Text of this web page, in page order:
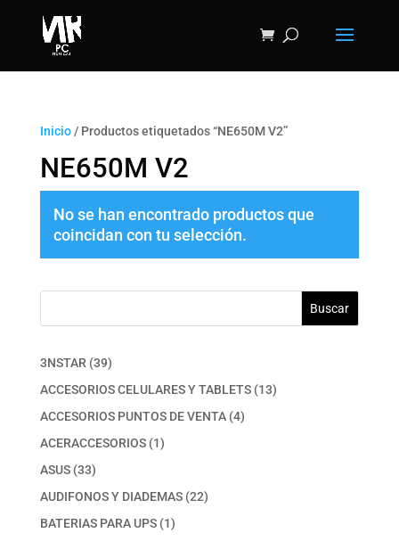
Inicio/ Productos etiquetados “NE650M V2”
NE650M V2
No se han encontrado productos que
coincidan con tu selección.
Buscar
3NSTAR 3939
productos
ACCESORIOS CELULARES Y TABLETS 1313
ACCESORIOS PUNTOS DE VENTA 44
ACERACCESORIOS 11
ASUS 3333
productos
AUDIFONOS Y DIADEMAS 2222
BATERIAS PARA UPS 11